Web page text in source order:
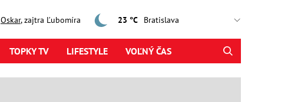
Oskar, zajtra Ľubomíra 23 °C
TOPKY TV LIFESTYLE VOĽNÝ ČAS